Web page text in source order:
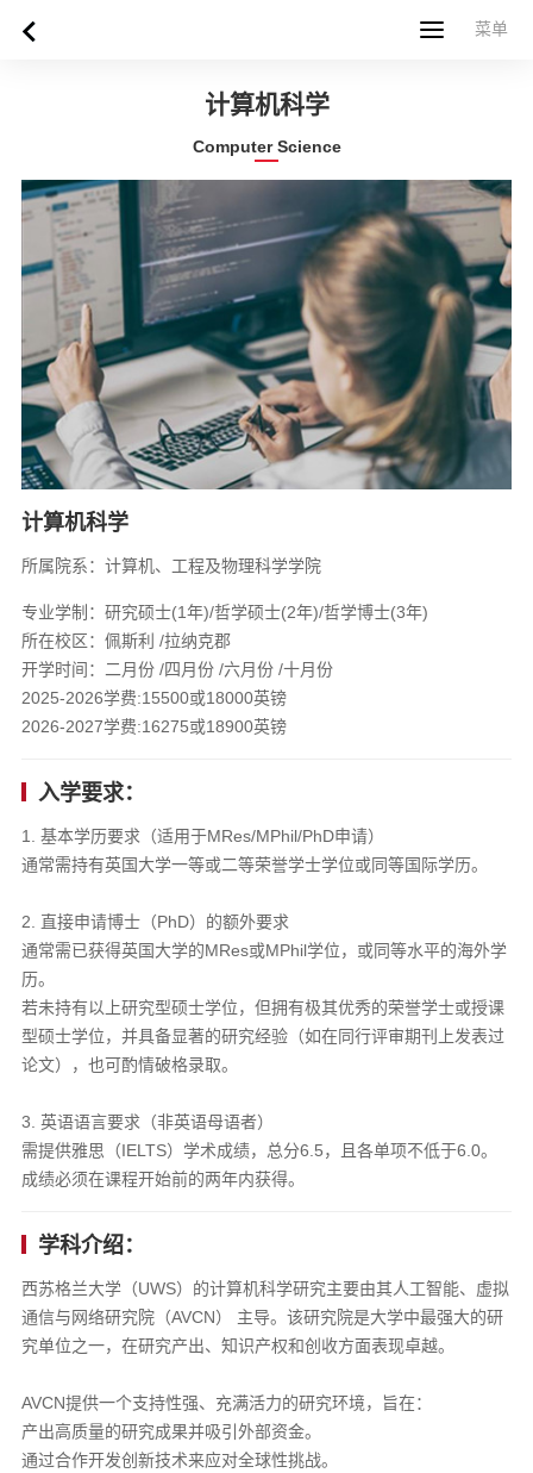
菜单
菜单
计算机科学
Computer Science
计算机科学
所属院系：计算机、工程及物理科学学院
专业学制：研究硕士(1年)/哲学硕士(2年)/哲学博士(3年)
所在校区：佩斯利 /拉纳克郡
开学时间：二月份 /四月份 /六月份 /十月份
2025-2026学费:15500或18000英镑
2026-2027学费:16275或18900英镑
入学要求：
1. 基本学历要求（适用于MRes/MPhil/PhD申请）​​
通常需持有英国大学一等或二等荣誉学士学位或同等国际学历。
​2. 直接申请博士（PhD）的额外要求​
通常需已获得英国大学的MRes或MPhil学位，或同等水平的海外学
历。
若未持有以上研究型硕士学位，但拥有极其优秀的荣誉学士或授课
型硕士学位，并具备显著的研究经验​（如在同行评审期刊上发表过
论文），也可酌情破格录取。
​3. 英语语言要求（非英语母语者）​​
需提供雅思（IELTS）学术成绩，总分6.5，且各单项不低于6.0。
成绩必须在课程开始前的两年内获得。
学科介绍：
西苏格兰大学（UWS）的计算机科学研究主要由其人工智能、虚拟
通信与网络研究院（AVCN）​​ 主导。该研究院是大学中最强大的研
究单位之一，在研究产出、知识产权和创收方面表现卓越。
AVCN提供一个支持性强、充满活力的研究环境，旨在：
产出高质量的研究成果并吸引外部资金。
通过合作开发创新技术来应对全球性挑战。